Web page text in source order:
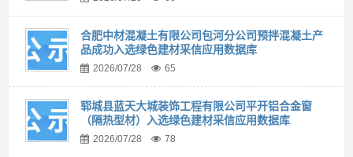
合肥中材混凝土有限公司包河分公司预拌混凝土产
品成功入选绿色建材采信应用数据库
2026/07/28 65
郓城县蓝天大城装饰工程有限公司平开铝合金窗
（隔热型材）入选绿色建材采信应用数据库
2026/07/28 78